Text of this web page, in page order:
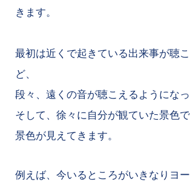
きます。
最初は近くで起きている出来事が聴
ど、
段々、遠くの音が聴こえるようになっ
そして、徐々に自分が観ていた景色
景色が見えてきます。
例えば、今いるところがいきなりヨ